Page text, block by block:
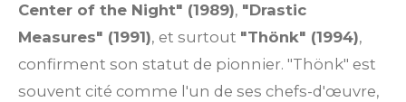
Center of the Night" (1989), "Drastic
Measures" (1991), et surtout "Thönk" (1994),
confirment son statut de pionnier. "Thönk" est
souvent cité comme l'un de ses chefs-d'œuvre,